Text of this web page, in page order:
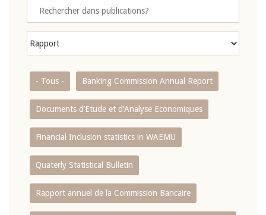
- Tous - Banking Commission Annual Report
Documents d’Etude et d’Analyse Economiques
Financial Inclusion statistics in WAEMU
Quaterly Statistical Bulletin
Rapport annuel de la Commission Bancaire